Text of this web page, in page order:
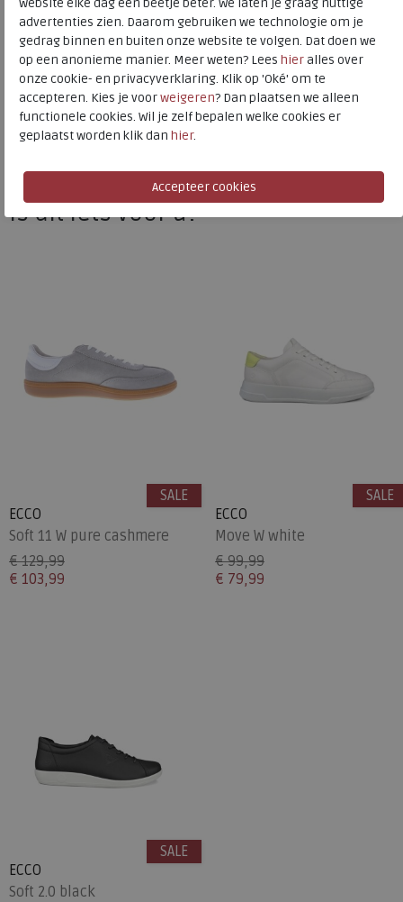
ECCO
Toon alles vanECCO
Naar allesneakers / veterschoenen
Naar alleECCO sneakers / veterschoenen
Is dit iets voor u?
ECCO
Soft 11 W pure cashmere
€ 129,99
€ 103,99
SALE
ECCO
Move W white
€ 99,99
€ 79,99
SALE
ECCO
Soft 2.0 black
SALE
website elke dag een beetje beter. We laten je graag nuttige
advertenties zien. Daarom gebruiken we technologie om je
gedrag binnen en buiten onze website te volgen. Dat doen we
op een anonieme manier. Meer weten? Lees hieralles over
onze cookie- en privacyverklaring. Klik op 'Oké' om te
accepteren. Kies je voorweigeren? Dan plaatsen we alleen
functionele cookies. Wil je zelf bepalen welke cookies er
geplaatst worden klik dan hier.